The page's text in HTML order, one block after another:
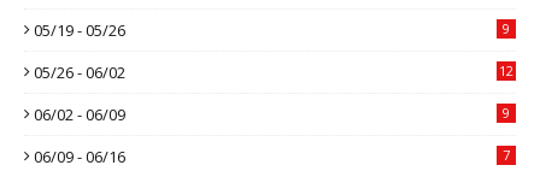
05/19 - 05/26 9
05/26 - 06/02 12
06/02 - 06/09 9
06/09 - 06/16 7